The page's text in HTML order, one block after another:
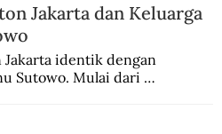
Jakarta dan Keluarga
identik dengan
Sutowo. Mulai dari
baru.